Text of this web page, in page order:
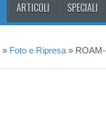
ARTICOLI SPECIALI
» Foto e Ripresa »